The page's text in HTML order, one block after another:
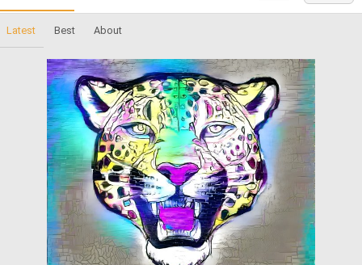
Latest Best About